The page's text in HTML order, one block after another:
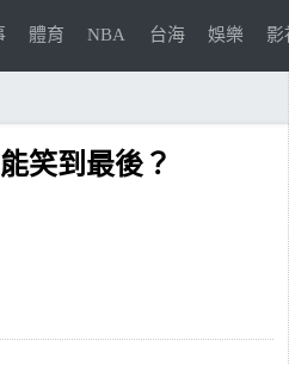
體育 NBA 台海 娛樂 影
笑到最後？